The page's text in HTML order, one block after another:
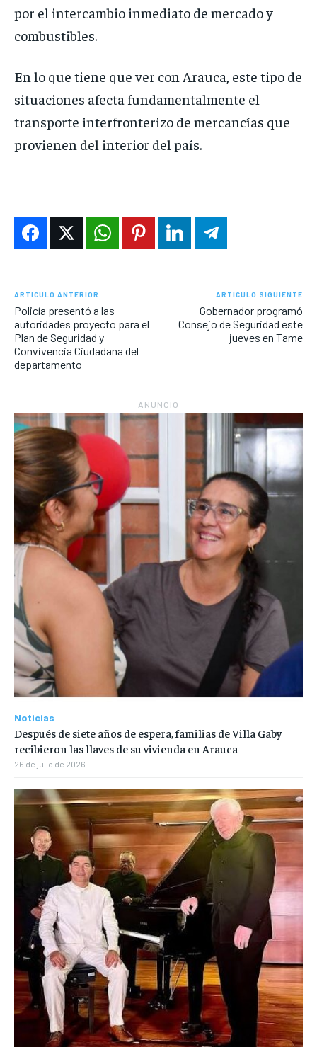
por el intercambio inmediato de mercado y
combustibles.
En lo que tiene que ver con Arauca, este tipo de
situaciones afecta fundamentalmente el
transporte interfronterizo de mercancías que
provienen del interior del país.
ARTÍCULO ANTERIOR
Policía presentó a las
autoridades proyecto para el
Plan de Seguridad y
Convivencia Ciudadana del
departamento
ARTÍCULO SIGUIENTE
Gobernador programó
Consejo de Seguridad este
jueves en Tame
― ANUNCIO ―
Noticias
Después de siete años de espera, familias de Villa Gaby
recibieron las llaves de su vivienda en Arauca
26 de julio de 2026